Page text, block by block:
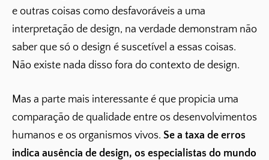
e outras coisas como desfavoráveis a uma
interpretação de design, na verdade demonstram não
saber que só o design é suscetível a essas coisas.
Não existe nada disso fora do contexto de design.
Mas a parte mais interessante é que propicia uma
comparação de qualidade entre os desenvolvimentos
humanos e os organismos vivos. Se a taxa de erros
indica ausência de design, os especialistas do mundo